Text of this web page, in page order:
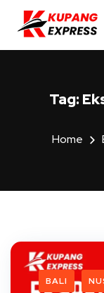
Tag:
Home
BALI